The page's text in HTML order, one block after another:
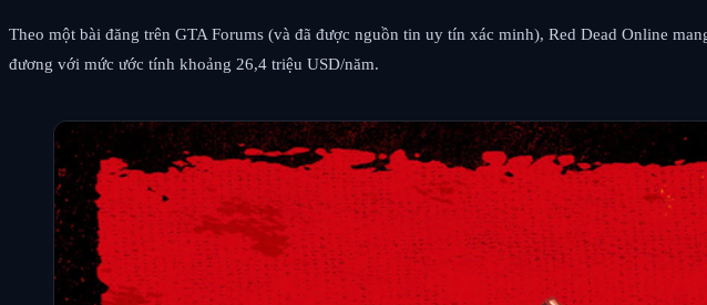
Theo một bài đăng trên GTA Forums (và đã được nguồn tin uy tín xác minh), Red Dead Online
đương với mức ước tính khoảng 26,4 triệu USD/năm.